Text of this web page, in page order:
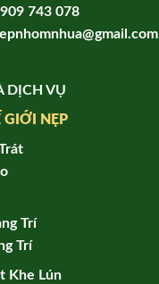
743 078
DỊCH VỤ
GIỚI NẸP
Trí
Trí
Khe Lún